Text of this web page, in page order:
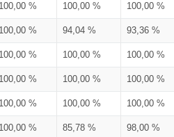
100,00 % 100,00 % 100,00 %
100,00 % 94,04 % 93,36 %
100,00 % 100,00 % 100,00 %
100,00 % 100,00 % 100,00 %
100,00 % 100,00 % 100,00 %
100,00 % 85,78 % 98,00 %